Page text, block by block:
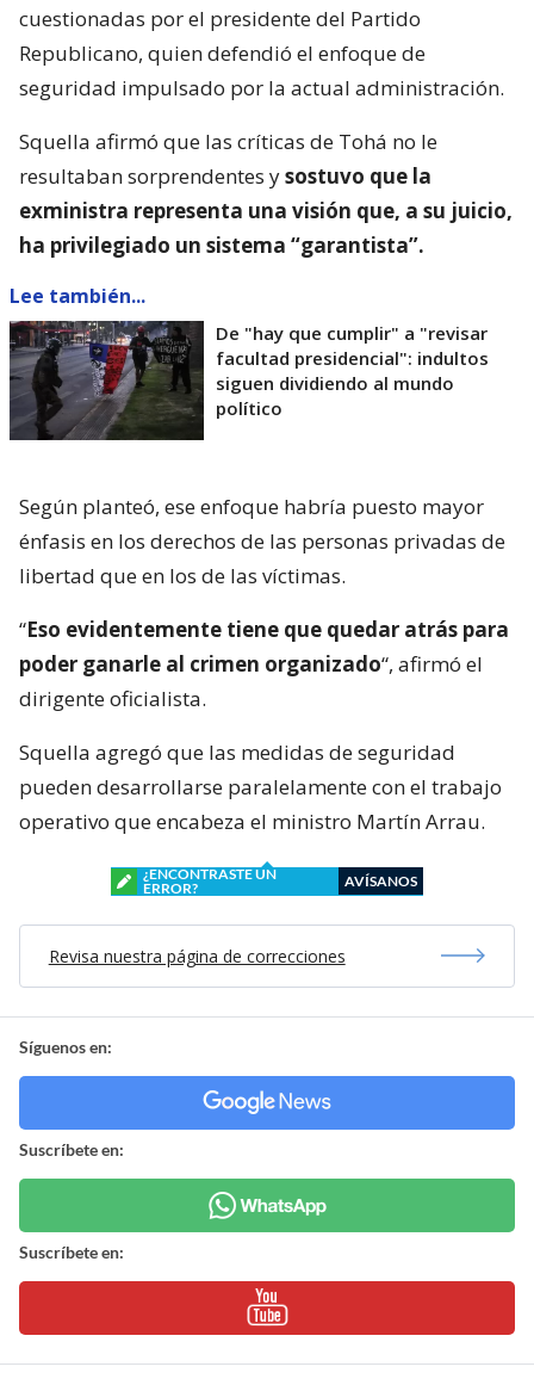
cuestionadas por el presidente del Partido
Republicano, quien defendió el enfoque de
seguridad impulsado por la actual administración.
Squella afirmó que las críticas de Tohá no le
resultaban sorprendentes ysostuvo que la
exministra representa una visión que, a su juicio,
ha privilegiado un sistema “garantista”.
Lee también...
De "hay que cumplir" a "revisar
facultad presidencial": indultos
siguen dividiendo al mundo
político
Según planteó, ese enfoque habría puesto mayor
énfasis en los derechos de las personas privadas de
libertad que en los de las víctimas.
“Eso evidentemente tiene que quedar atrás para
poder ganarle al crimen organizado“, afirmó el
dirigente oficialista.
Squella agregó que las medidas de seguridad
pueden desarrollarse paralelamente con el trabajo
operativo que encabeza el ministro Martín Arrau.
¿ENCONTRASTE UN
ERROR?
AVÍSANOS
Revisa nuestra página de correcciones
Síguenos en:
Suscríbete en:
Suscríbete en: